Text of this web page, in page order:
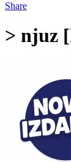
Share
> njuz